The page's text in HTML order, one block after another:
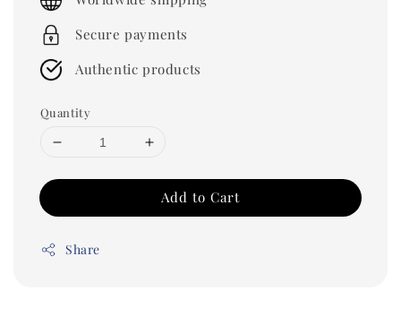
Secure payments
Authentic products
Quantity
Add to Cart
Share